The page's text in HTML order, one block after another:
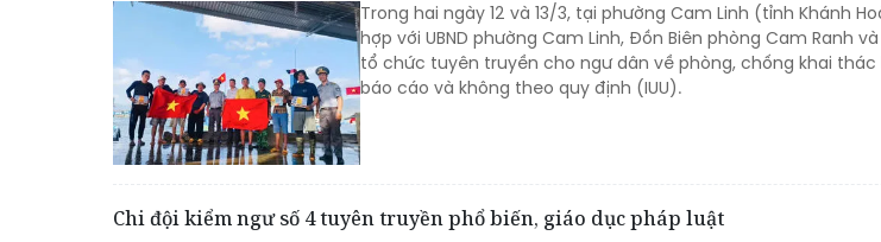
Trong hai ngày 12 và 13/3, tại phường Cam Linh (tỉnh Khánh
hợp với UBND phường Cam Linh, Đồn Biên phòng Cam Ranh
tổ chức tuyên truyền cho ngư dân về phòng, chống khai thác
báo cáo và không theo quy định (IUU).
Chi đội kiểm ngư số 4 tuyên truyền phổ biến, giáo dục pháp luật